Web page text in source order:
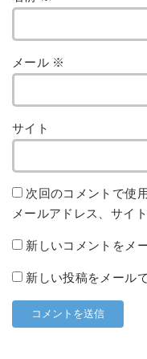
メール ※
サイト
次回のコメントで使
メールアドレス、サイ
新しいコメントをメ
新しい投稿をメール